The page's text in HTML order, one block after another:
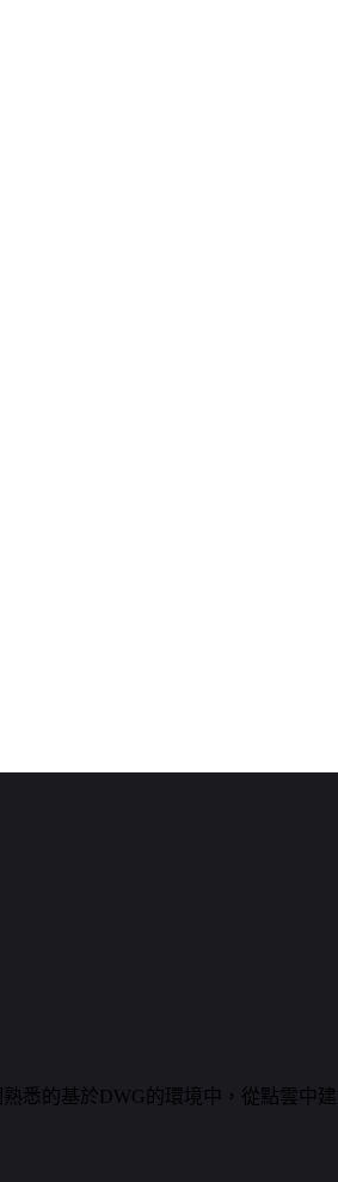
悉的基於DWG的環境中，從點雲中